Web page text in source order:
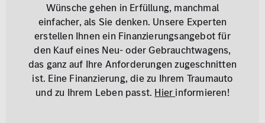
Wünsche gehen in Erfüllung, manchmal
einfacher, als Sie denken. Unsere Experten
erstellen Ihnen ein Finanzierungsangebot für
den Kauf eines Neu- oder Gebrauchtwagens,
das ganz auf Ihre Anforderungen zugeschnitten
ist. Eine Finanzierung, die zu Ihrem Traumauto
und zu Ihrem Leben passt. Hier informieren!